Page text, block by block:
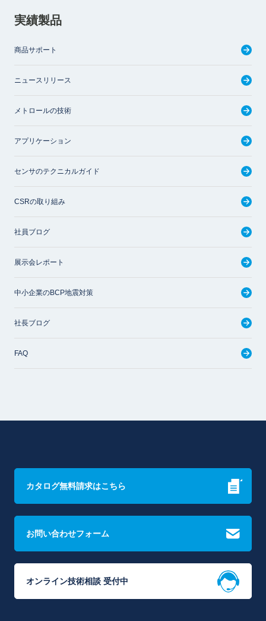
実績製品
商品サポート
ニュースリリース
メトロールの技術
アプリケーション
センサのテクニカルガイド
CSRの取り組み
社員ブログ
展示会レポート
中小企業のBCP地震対策
社長ブログ
FAQ
カタログ無料請求はこちら
お問い合わせフォーム
オンライン技術相談 受付中